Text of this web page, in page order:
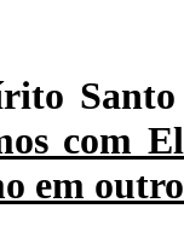
com
em outro